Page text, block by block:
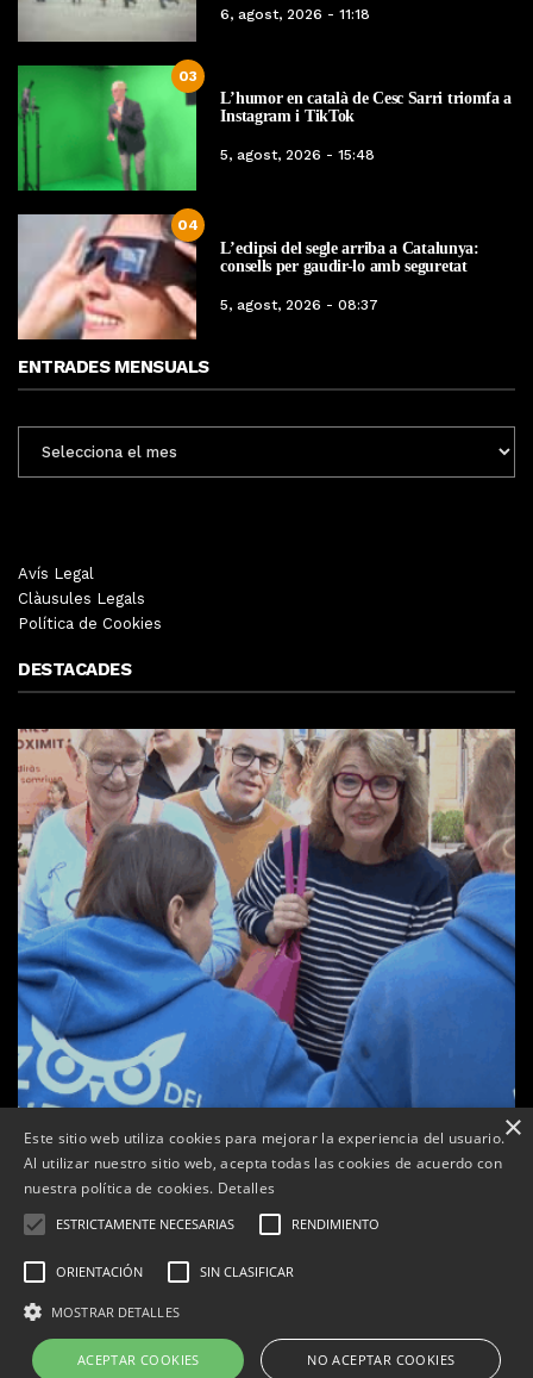
6, agost, 2026 - 11:18
03
L’humor en català de Cesc Sarri triomfa a
Instagram i TikTok
5, agost, 2026 - 15:48
04
L’eclipsi del segle arriba a Catalunya:
consells per gaudir-lo amb seguretat
5, agost, 2026 - 08:37
ENTRADES MENSUALS
MENSUALS
Avís Legal
Clàusules Legals
Política de Cookies
DESTACADES
Tàrrega celebra la 25a Fira del Medi Ambient
Per Tàrrega Televisió 18, octubre, 2025 - 12:26
Correu electrònic:info@tarrega.tv
Telèfons: 648 45 71 14 | 669 32 28 46
×
Este sitio web utiliza cookies para mejorar la experiencia del usuario.
Al utilizar nuestro sitio web, acepta todas las cookies de acuerdo con
nuestra política de cookies. Detalles
ESTRICTAMENTE NECESARIAS RENDIMIENTO
ORIENTACIÓN SIN CLASIFICAR
MOSTRAR DETALLES
ACEPTAR COOKIES NO ACEPTAR COOKIES